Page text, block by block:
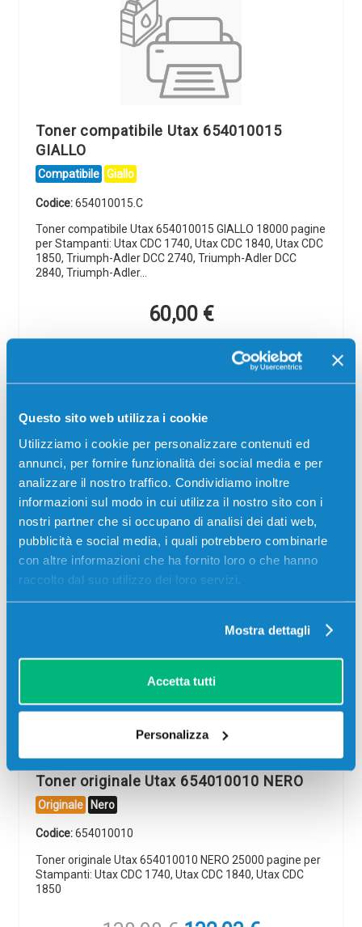
Questo sito web utilizza i cookie
Utilizziamo i cookie per personalizzare contenuti ed
annunci, per fornire funzionalità dei social media e per
analizzare il nostro traffico. Condividiamo inoltre
informazioni sul modo in cui utilizza il nostro sito con i
nostri partner che si occupano di analisi dei dati web,
pubblicità e social media, i quali potrebbero combinarle
con altre informazioni che ha fornito loro o che hanno
raccolto dal suo utilizzo dei loro servizi.
Mostra dettagli
Accetta tutti
Personalizza
Toner compatibile Utax 654010015
GIALLO
Compatibile Giallo
Codice:654010015.C
Toner compatibile Utax 654010015 GIALLO 18000 pagine
per Stampanti: Utax CDC 1740, Utax CDC 1840, Utax CDC
1850, Triumph-Adler DCC 2740, Triumph-Adler DCC
2840, Triumph-Adler…
60,00 €
CONSEGNA IN 3-5 GIORNI
Aggiungi al carrello
SCADE TRA:
02
giorni
07
ore
23
min sec
Più acquisti, più risparmi:
Visita la pagina prodotto per
visualizzare l'offerta
Toner originale Utax 654010010 NERO
Originale Nero
Codice:654010010
Toner originale Utax 654010010 NERO 25000 pagine per
Stampanti: Utax CDC 1740, Utax CDC 1840, Utax CDC
1850